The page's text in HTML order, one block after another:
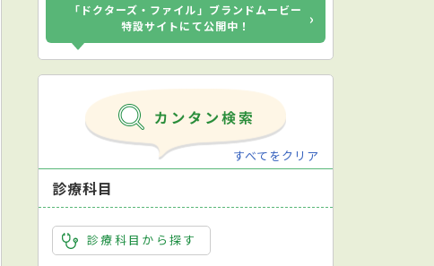
「ドクターズ・ファイル」ブランドムービー
特設サイトにて公開中！
›
すべてをクリア
診療科目
診療科目から探す